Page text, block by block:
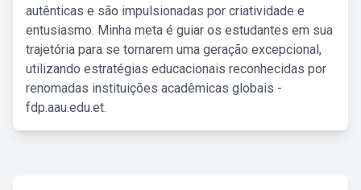
autênticas e são impulsionadas por criatividade e
entusiasmo. Minha meta é guiar os estudantes em sua
trajetória para se tornarem uma geração excepcional,
utilizando estratégias educacionais reconhecidas por
renomadas instituições acadêmicas globais -
fdp.aau.edu.et.